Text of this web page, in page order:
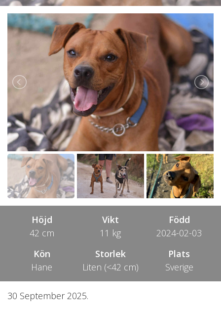
Höjd
42 cm
Vikt
11 kg
Född
2024-02-03
Kön
Hane
Storlek
Liten (<42 cm)
Plats
Sverige
30 September 2025.